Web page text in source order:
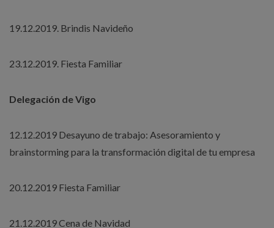
19.12.2019. Brindis Navideño
23.12.2019. Fiesta Familiar
Delegación de Vigo
12.12.2019 Desayuno de trabajo: Asesoramiento y
brainstorming para la transformación digital de tu empresa
20.12.2019 Fiesta Familiar
21.12.2019 Cena de Navidad